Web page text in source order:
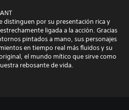
distinguen por su presentación rica y
ligada a la acción. Gracias
pintados a mano, sus personajes
en tiempo real más fluidos y su
el mundo mítico que sirve como
rebosante de vida.